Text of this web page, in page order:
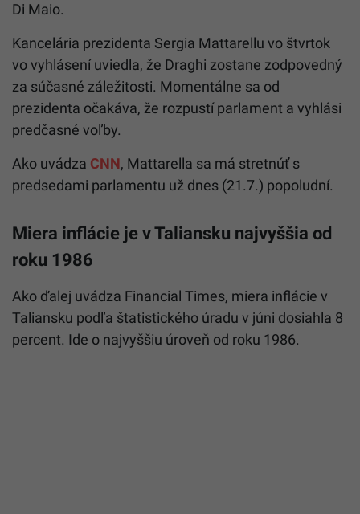
Di Maio.
Kancelária prezidenta Sergia Mattarellu vo štvrtok
vo vyhlásení uviedla, že Draghi zostane zodpovedný
za súčasné záležitosti. Momentálne sa od
prezidenta očakáva, že rozpustí parlament a vyhlási
predčasné voľby.
Ako uvádza CNN, Mattarella sa má stretnúť s
predsedami parlamentu už dnes (21.7.) popoludní.
Miera inflácie je v Taliansku najvyššia od
roku 1986
Ako ďalej uvádza Financial Times, miera inflácie v
Taliansku podľa štatistického úradu v júni dosiahla 8
percent. Ide o najvyššiu úroveň od roku 1986.